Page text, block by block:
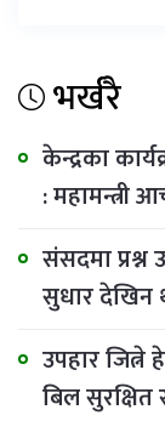
भर्खरै
केन्द्रका
: महामन्त्री
संसदमा प्रश्न
सुधार देखिन
उपहार जित्ने
बिल सुरक्षित